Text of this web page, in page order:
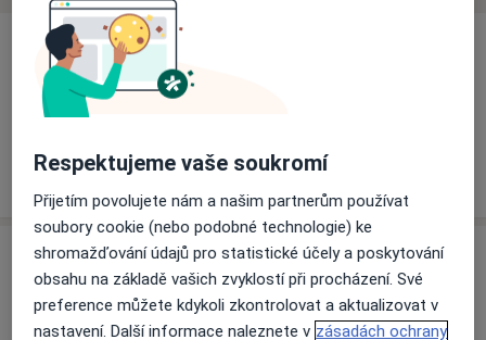
Ceník
Informace o službách a cenách nejsou k dispozici
Tento specialista ještě nepřidával žádné informace o
Adresa
Klinická psychologie
Třída Osvobození 1388, Otrokovice
Respektujeme vaše soukromí
Přijetím povolujete nám a našim partnerům používat
soubory cookie (nebo podobné technologie) ke
shromažďování údajů pro statistické účely a poskytování
obsahu na základě vašich zvyklostí při procházení. Své
preference můžete kdykoli zkontrolovat a aktualizovat v
nastavení. Další informace naleznete v zásadách ochrany